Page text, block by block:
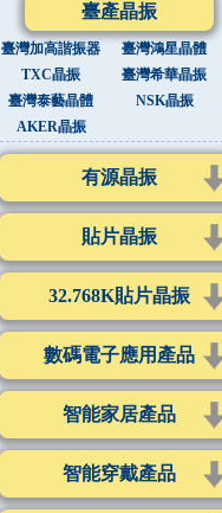
臺產晶振
臺灣加高諧振器
臺灣鴻星晶體
TXC晶振
臺灣希華晶振
臺灣泰藝晶體
NSK晶振
AKER晶振
有源晶振
貼片晶振
32.768K貼片晶振
數碼電子應用產品
智能家居產品
智能穿戴產品